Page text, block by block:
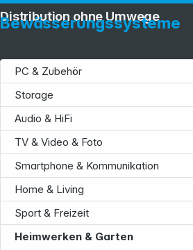
Bewässerungssysteme
PC & Zubehör
Storage
Audio & HiFi
TV & Video & Foto
Smartphone & Kommunikation
Home & Living
Sport & Freizeit
Heimwerken & Garten
Distribution ohne Umwege